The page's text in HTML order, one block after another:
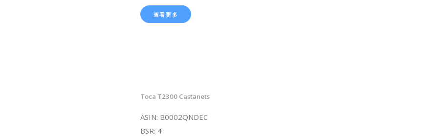
查看更多
Toca T2300 Castanets
ASIN: B0002QNDEC
BSR: 4